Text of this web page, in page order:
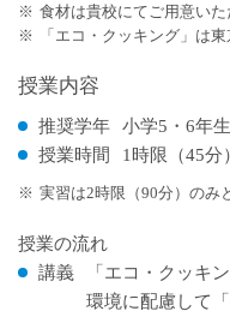
※ 食材は貴校にてご用意いた
※
「エコ・クッキング」は
授業内容
推奨学年
小学5・6年生
授業時間
1時限（45分
※ 実習は2時限（90分）のみ
授業の流れ
講義
「エコ・クッキ
環境に配慮して